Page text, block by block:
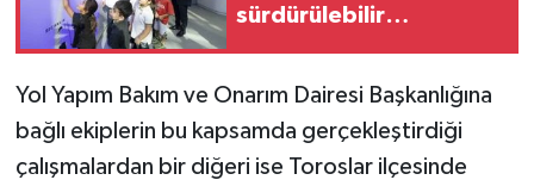
sürdürülebilir
Yol Yapım Bakım ve Onarım Dairesi Başkanlığına
bağlı ekiplerin bu kapsamda gerçekleştirdiği
çalışmalardan bir diğeri ise Toroslar ilçesinde